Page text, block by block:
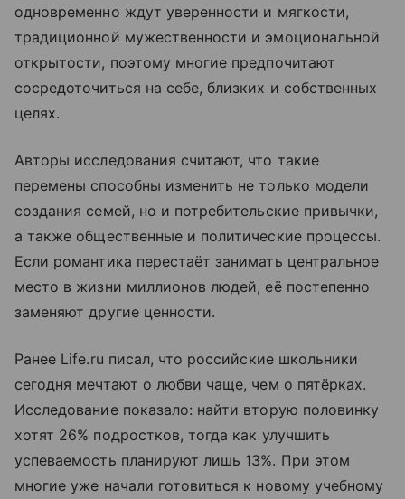
одновременно ждут уверенности и мягкости,
традиционной мужественности и эмоциональной
открытости, поэтому многие предпочитают
сосредоточиться на себе, близких и собственных
целях.
Авторы исследования считают, что такие
перемены способны изменить не только модели
создания семей, но и потребительские привычки,
а также общественные и политические процессы.
Если романтика перестаёт занимать центральное
место в жизни миллионов людей, её постепенно
заменяют другие ценности.
Ранее Life.ru писал, что российские школьники
сегодня мечтают о любви чаще, чем о пятёрках.
Исследование показало: найти вторую половинку
хотят 26% подростков, тогда как улучшить
успеваемость планируют лишь 13%. При этом
многие уже начали готовиться к новому учебному